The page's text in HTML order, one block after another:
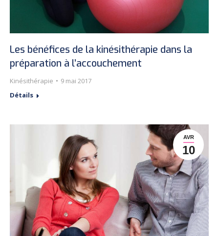
Les bénéfices de la kinésithérapie dans la
préparation à l’accouchement
Kinésithérapie
9 mai 2017
Détails
AVR
10